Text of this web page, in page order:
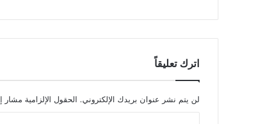
اترك تعليقاً
لن يتم نشر عنوان بريدك الإلكتروني. الحقول الإلزامية مشار